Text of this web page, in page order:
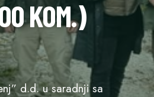
KOM.)
d.d. u saradnji sa